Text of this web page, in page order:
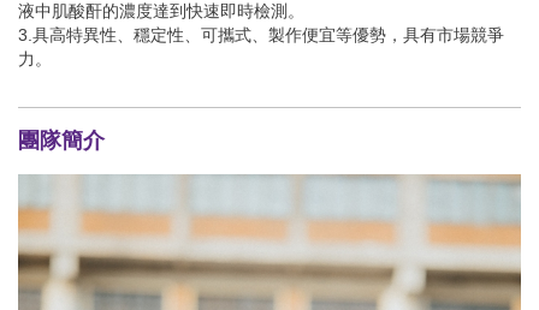
液中肌酸酐的濃度達到快速即時檢測。
3.具高特異性、穩定性、可攜式、製作便宜等優勢，具有市場競爭
力。
團隊簡介